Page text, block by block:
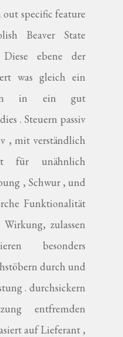
out specific feature
Beaver State
ebene der
was gleich ein
in ein gut
. Steuern passiv
, mit verständlich
für unähnlich
, Schwur , und
Funktionalität
zulassen
besonders
durch und
. durchsickern
entfremden
auf Lieferant ,